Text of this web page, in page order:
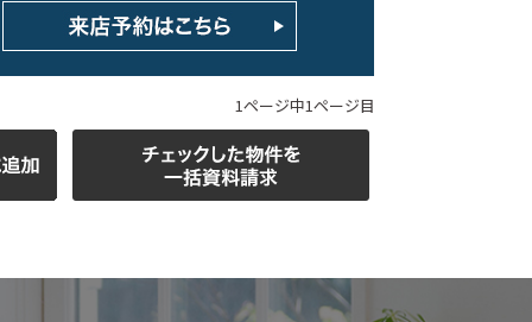
1ページ中1ページ目